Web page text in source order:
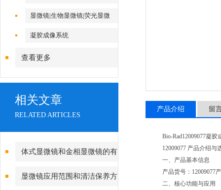
显微镜|生物显微镜|荧光显微
镜|倒置显微镜
凝胶成像系统
查看更多
相关文章
RELATED ARTICLES
体式显微镜和金相显微镜的有
哪些不同点
显微镜应用范围和清洁保养方
产品介绍 留
Bio-Rad12009077凝
12009077 产品介绍与
一、产品基本信息
产品货号：12009077
二、核心功能与应用